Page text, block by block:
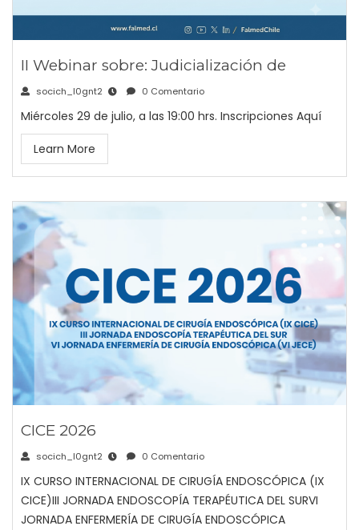
II Webinar sobre: Judicialización de
socich_l0gnt2 0 Comentario
Miércoles 29 de julio, a las 19:00 hrs. Inscripciones Aquí
Learn More
CICE 2026
socich_l0gnt2 0 Comentario
IX CURSO INTERNACIONAL DE CIRUGÍA ENDOSCÓPICA (IX
CICE)III JORNADA ENDOSCOPÍA TERAPÉUTICA DEL SURVI
JORNADA ENFERMERÍA DE CIRUGÍA ENDOSCÓPICA